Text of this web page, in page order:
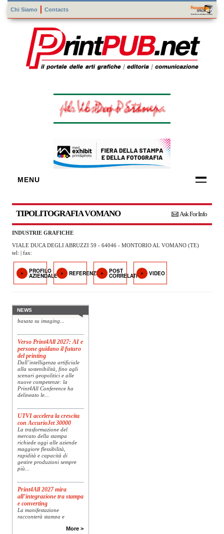
Chi Siamo Contacts
MENU
ZOOM
TEMATICI
Ask For Info
TIPOLITOGRAFIA VOMANO
INDUSTRIE GRAFICHE
VIALE DUCA DEGLI ABRUZZI 59 - 64046 - MONTORIO AL VOMANO (TE)
tel: | fax:
PROFILO
AZIENDALE REFERENZE POST
CORRELATI VIDEO
NEWS
Konica Minolta presenta
Specim RETEX
riferimento a livello globale
presenta Specim RETEX,
una soluzione completa
basata su imaging...
Verso Print4All 2027: AI e
persone guidano il futuro
del printing
Dall’intelligenza artificiale
alla sostenibilità, fino agli
scenari geopolitici e alle
nuove competenze: la
Print4All Conference ha
delineato le...
UTVI accelera la crescita
con AccurioJet 30000
La trasformazione del
mercato della stampa
richiede oggi alle aziende
maggiore flessibilità,
rapidità e capacità di
gestire produzioni sempre
più...
Print4All 2027 mira
all’integrazione tra stampa
e converting
La manifestazione
racconterà stampa e
package printing alleMore >